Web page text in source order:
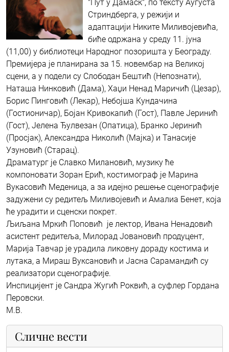
"Пут у Дамаск", по тексту Аугуста
Стриндберга, у режији и
адаптацији Никите Миливојевића,
биће одржана у среду 11. јуна
(11,00) у библиотеци Народног позоришта у Београду.
Премијера је планирана за 15. новембар на Великој
сцени, а у подели су Слободан Бештић (Непознати),
Наташа Нинковић (Дама), Хаџи Ненад Маричић (Цезар),
Борис Пинговић (Лекар), Небојша Кундачина
(Гостионичар), Бојан Кривокапић (Гост), Павле Јеринић
(Гост), Jелена Ђулвезан (Опатица), Бранко Јеринић
(Просјак), Александра Николић (Мајка) и Танасије
Узуновић (Старац).
Драматург је Славко Милановић, музику ће
компоновати Зоран Ерић, костимограф је Марина
Вукасовић Меденица, а за идејно решење сценографије
задужени су редитељ Миливојевић и Амалиа Бенет, која
ће урадити и сценски покрет.
Љиљана Мркић Поповић је лектор, Ивана Ненадовић
асистент редитеља, Милорад Јовановић продуцент,
Марија Тавчар је урадила ликовну дораду костима и
лутака, а Мираш Вуксановић и Јасна Сарамандић су
реализатори сценографије.
Инспицијент је Сандра Жугић Роквић, а суфлер Гордана
Перовски.
M.B.
Сличне вести